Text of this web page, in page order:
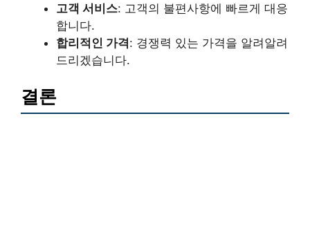
고객 서비스: 고객의 불편사항에 빠르게 대응
합니다.
합리적인 가격: 경쟁력 있는 가격을 알려알려
드리겠습니다.
결론